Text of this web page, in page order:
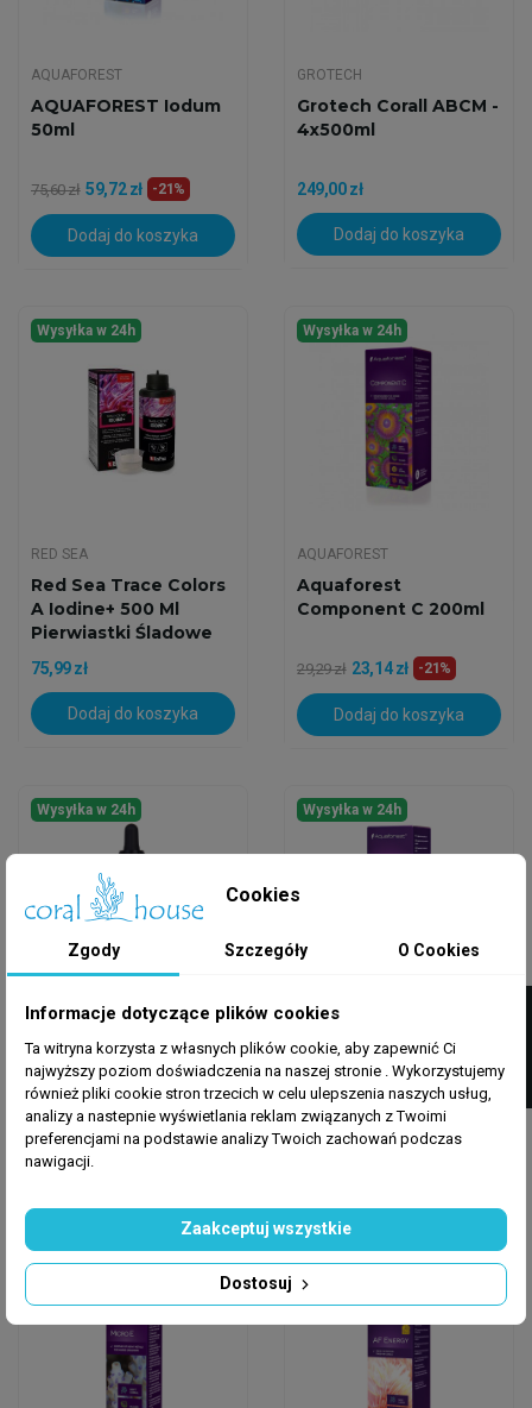
AQUAFOREST
AQUAFOREST Iodum
50ml
75,60 zł 59,72 zł -21%
Dodaj do koszyka
GROTECH
Grotech Corall ABCM -
4x500ml
249,00 zł
Dodaj do koszyka
Wysyłka w 24h
RED SEA
Red Sea Trace Colors
A Iodine+ 500 Ml
Pierwiastki Śladowe
75,99 zł
Dodaj do koszyka
Wysyłka w 24h
AQUAFOREST
Aquaforest
Component C 200ml
29,29 zł 23,14 zł -21%
Dodaj do koszyka
Wysyłka w 24h
Preis Strontium 50ml
49,00 zł
Wysyłka w 24h
AQUAFOREST Kalium
50ml
75,00 zł 59,25 zł -21%
Wysyłka w 24h
Cookies
Zgody Szczegóły O Cookies
Informacje dotyczące plików cookies
Ta witryna korzysta z własnych plików cookie, aby zapewnić Ci
najwyższy poziom doświadczenia na naszej stronie . Wykorzystujemy
również pliki cookie stron trzecich w celu ulepszenia naszych usług,
analizy a nastepnie wyświetlania reklam związanych z Twoimi
preferencjami na podstawie analizy Twoich zachowań podczas
nawigacji.
Dostosuj
Zaakceptuj wszystkie